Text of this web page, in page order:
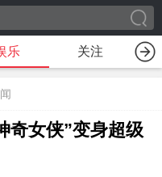
乐 关注
奇女侠”变身超级